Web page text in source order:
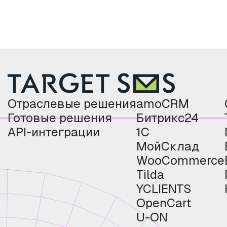
Отраслевые решения
Готовые решения
API-интеграции
amoCRM
Битрикс24
1С
МойСклад
WooCommerce
Tilda
YCLIENTS
OpenCart
U-ON